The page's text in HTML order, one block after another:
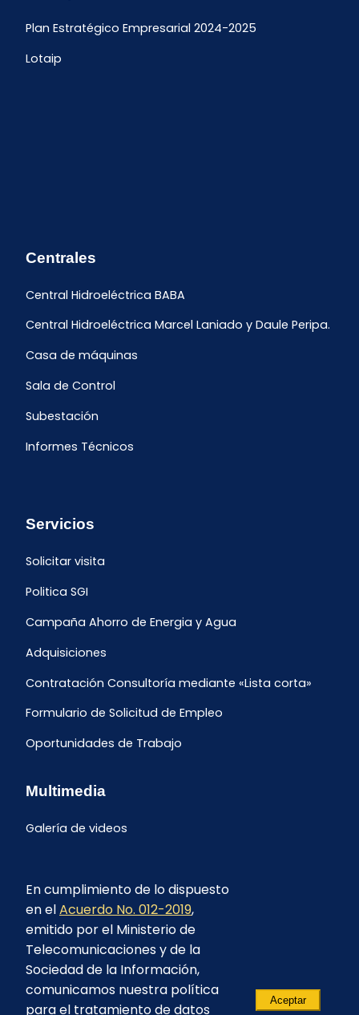
Plan Estratégico Empresarial 2024-2025
Lotaip
Centrales
Central Hidroeléctrica BABA
Central Hidroeléctrica Marcel Laniado y Daule Peripa.
Casa de máquinas
Sala de Control
Subestación
Informes Técnicos
Servicios
Solicitar visita
Politica SGI
Campaña Ahorro de Energia y Agua
Adquisiciones
Contratación Consultoría mediante «Lista corta»
Formulario de Solicitud de Empleo
Oportunidades de Trabajo
Multimedia
Galería de videos
En cumplimiento de lo dispuesto
en elAcuerdo No. 012-2019,
emitido por el Ministerio de
Telecomunicaciones y de la
Sociedad de la Información,
comunicamos nuestra política
para el tratamiento de datos
Aceptar